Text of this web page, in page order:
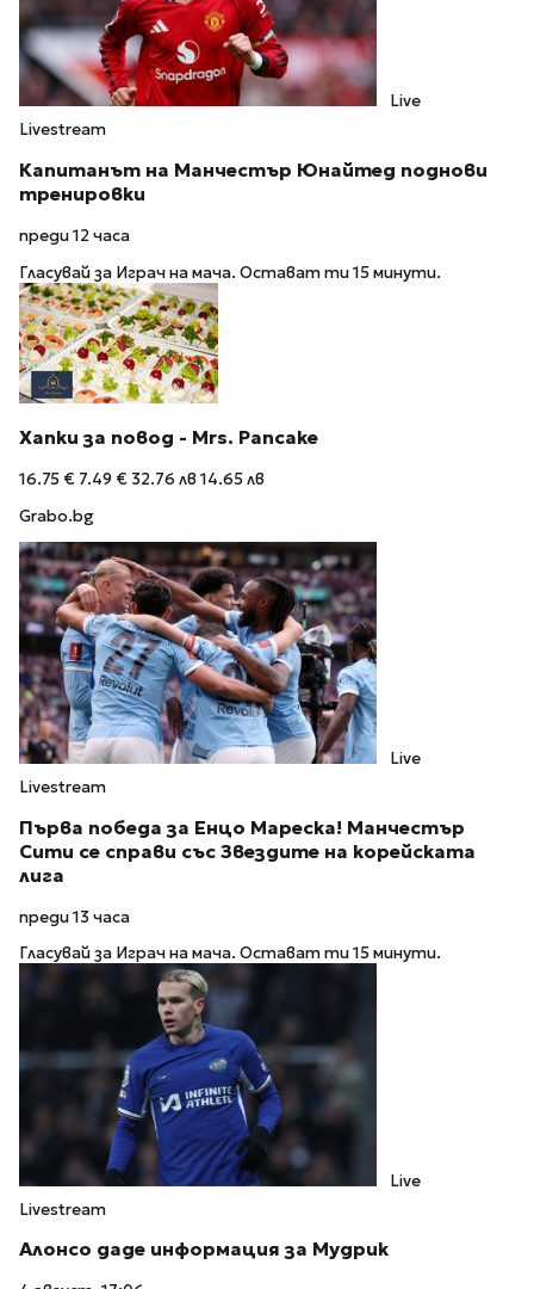
Live
Livestream
Капитанът на Манчестър Юнайтед поднови
тренировки
преди 12 часа
Гласувай за Играч на мача. Остават ти 15 минути.
Хапки за повод - Mrs. Pancake
16.75 € 7.49 € 32.76 лв 14.65 лв
Grabo.bg
Live
Livestream
Първа победа за Енцо Мареска! Манчестър
Сити се справи със Звездите на корейската
лига
преди 13 часа
Гласувай за Играч на мача. Остават ти 15 минути.
Live
Livestream
Алонсо даде информация за Мудрик